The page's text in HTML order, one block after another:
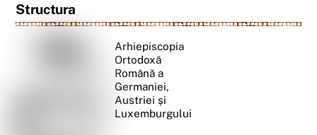
Structura
Arhiepiscopia
Ortodoxă
Română a
Germaniei,
Austriei și
Luxemburgului